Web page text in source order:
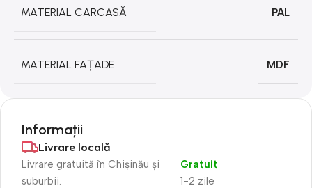
MATERIAL CARCASĂ PAL
MATERIAL FAȚADE MDF
Informații
Livrare locală
Livrare gratuită în Chișinău și
suburbii.
1-2 zile
Gratuit